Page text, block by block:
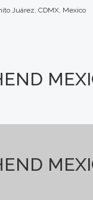
Juárez, CDMX, Mexico